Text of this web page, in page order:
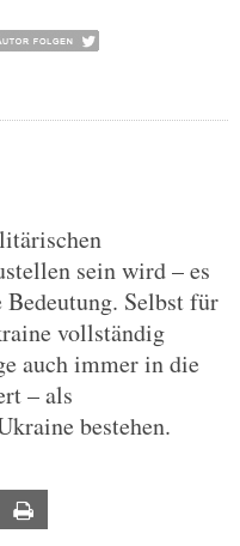
sein wird – es
Selbst für
vollständig
auch immer in die
– als
bestehen.
Email